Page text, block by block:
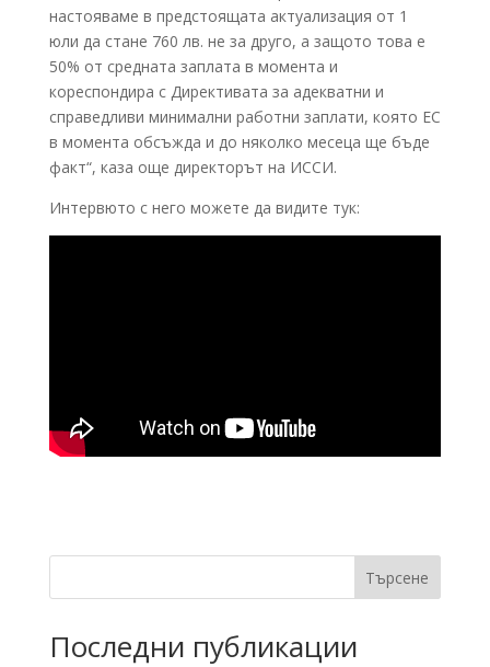
настояваме в предстоящата актуализация от 1
юли да стане 760 лв. не за друго, а защото това е
50% от средната заплата в момента и
кореспондира с Директивата за адекватни и
справедливи минимални работни заплати, която ЕС
в момента обсъжда и до няколко месеца ще бъде
факт“, каза още директорът на ИССИ.
Интервюто с него можете да видите тук:
Търсене
Последни публикации